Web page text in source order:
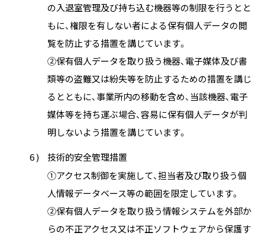
の入退室管理及び持ち込む機器等の制限を行うとと
もに、権限を有しない者による保有個人データの閲
覧を防止する措置を講じています。
②保有個人データを取り扱う機器、電子媒体及び書
類等の盗難又は紛失等を防止するための措置を講じ
るとともに、事業所内の移動を含め、当該機器、電子
媒体等を持ち運ぶ場合、容易に保有個人データが判
明しないよう措置を講じています。
6 )
技術的安全管理措置
①アクセス制御を実施して、担当者及び取り扱う個
人情報データベース等の範囲を限定しています。
②保有個人データを取り扱う情報システムを外部か
らの不正アクセス又は不正ソフトウェアから保護す